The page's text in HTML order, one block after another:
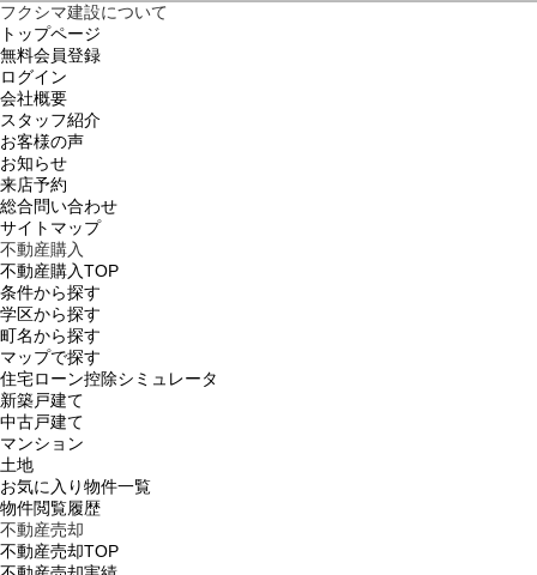
フクシマ建設について
トップページ
無料会員登録
ログイン
会社概要
スタッフ紹介
お客様の声
お知らせ
来店予約
総合問い合わせ
サイトマップ
不動産購入
不動産購入TOP
条件から探す
学区から探す
町名から探す
マップで探す
住宅ローン控除シミュレータ
新築戸建て
中古戸建て
マンション
土地
お気に入り物件一覧
物件閲覧履歴
不動産売却
不動産売却TOP